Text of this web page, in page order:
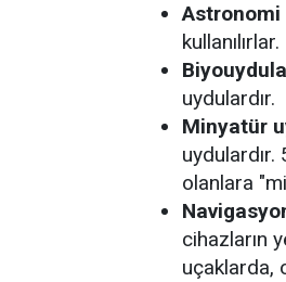
Astronomi
kullanılırlar.
uydulardır.
Minyatür
olanlara
cihazların
uçaklarda,